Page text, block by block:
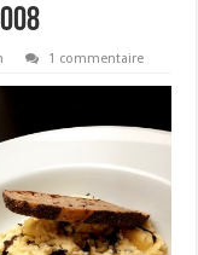
1 commentaire